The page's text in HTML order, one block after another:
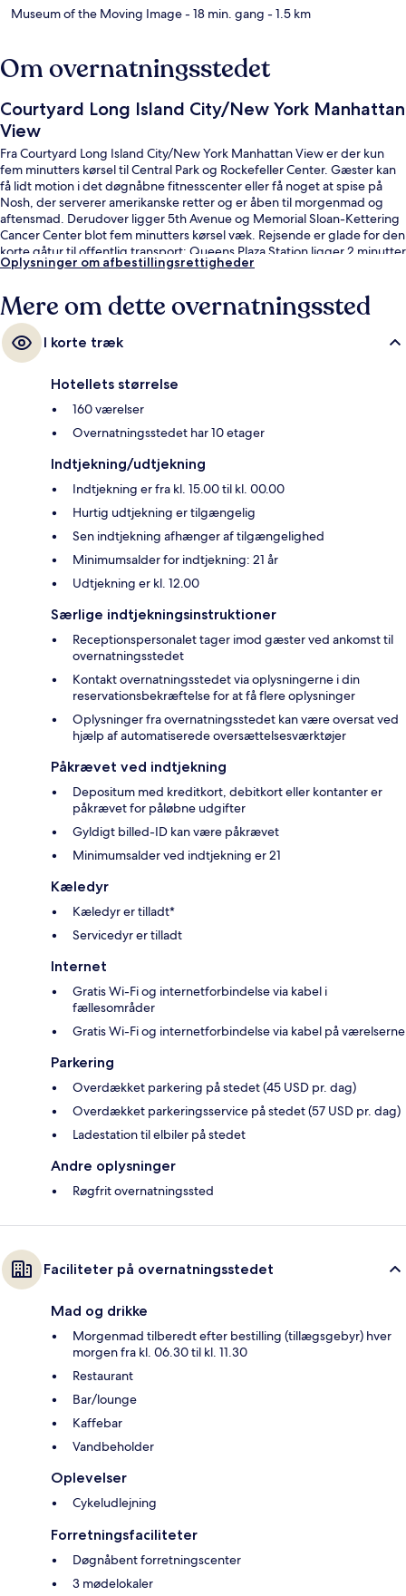
Museum of the Moving Image- 18 min. gang - 1.5 km
Om overnatningsstedet
Courtyard Long Island City/New York Manhattan
View
Fra Courtyard Long Island City/New York Manhattan View er der kun
fem minutters kørsel til Central Park og Rockefeller Center. Gæster kan
få lidt motion i det døgnåbne fitnesscenter eller få noget at spise på
Nosh, der serverer amerikanske retter og er åben til morgenmad og
aftensmad. Derudover ligger 5th Avenue og Memorial Sloan-Kettering
Cancer Center blot fem minutters kørsel væk. Rejsende er glade for den
korte gåtur til offentlig transport: Queens Plaza Station ligger 2 minutter
derfra og Queensboro Plaza Station 3 minutter væk.
Oplysninger om afbestillingsrettigheder
Mere om dette overnatningssted
I korte træk
Hotellets størrelse
160 værelser
Overnatningsstedet har 10 etager
Indtjekning/udtjekning
Indtjekning er fra kl. 15.00 til kl. 00.00
Hurtig udtjekning er tilgængelig
Sen indtjekning afhænger af tilgængelighed
Minimumsalder for indtjekning: 21 år
Udtjekning er kl. 12.00
Særlige indtjekningsinstruktioner
Receptionspersonalet tager imod gæster ved ankomst til
overnatningsstedet
Kontakt overnatningsstedet via oplysningerne i din
reservationsbekræftelse for at få flere oplysninger
Oplysninger fra overnatningsstedet kan være oversat ved
hjælp af automatiserede oversættelsesværktøjer
Påkrævet ved indtjekning
Depositum med kreditkort, debitkort eller kontanter er
påkrævet for påløbne udgifter
Gyldigt billed-ID kan være påkrævet
Minimumsalder ved indtjekning er 21
Kæledyr
Kæledyr er tilladt*
Servicedyr er tilladt
Internet
Gratis Wi-Fi og internetforbindelse via kabel i
fællesområder
Gratis Wi-Fi og internetforbindelse via kabel på værelserne
Parkering
Overdækket parkering på stedet (45 USD pr. dag)
Overdækket parkeringsservice på stedet (57 USD pr. dag)
Ladestation til elbiler på stedet
Andre oplysninger
Røgfrit overnatningssted
Faciliteter på overnatningsstedet
Mad og drikke
Morgenmad tilberedt efter bestilling (tillægsgebyr) hver
morgen fra kl. 06.30 til kl. 11.30
Restaurant
Bar/lounge
Kaffebar
Vandbeholder
Oplevelser
Cykeludlejning
Forretningsfaciliteter
Døgnåbent forretningscenter
3 mødelokaler